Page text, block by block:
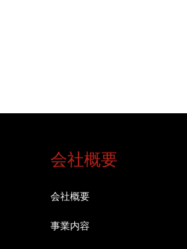
会社概要
会社概要
事業内容